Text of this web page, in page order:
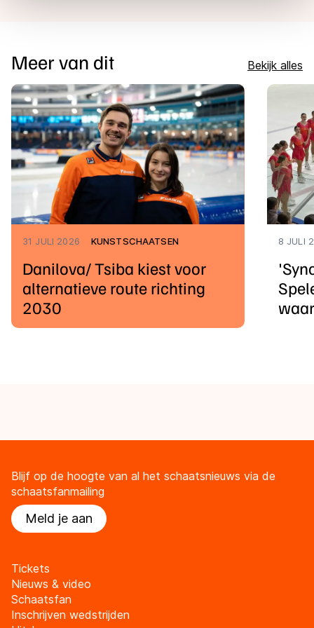
Meer van dit Bekijk alles
31 JULI 2026 KUNSTSCHAATSEN
Danilova/ Tsiba kiest voor
alternatieve route richting
2030
8 JULI
Blijf op de hoogte van al het schaatsnieuws via de
schaatsfanmailing
Meld je aan
Tickets
Nieuws & video
Schaatsfan
Inschrijven wedstrijden